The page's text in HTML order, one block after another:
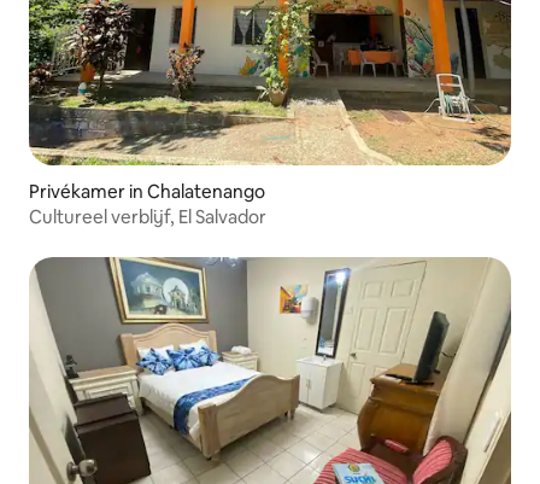
Privékamer in Chalatenango
Cultureel verblijf, El Salvador